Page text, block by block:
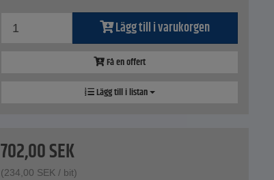
Lägg till i varukorgen
Få en offert
Lägg till i listan
702,00SEK
(234,00 SEK / bit)